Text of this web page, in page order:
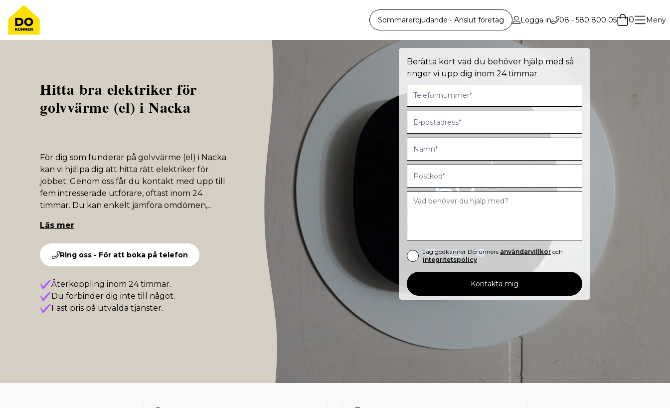
Sommarerbjudande - Anslut företag Logga in 08 - 580 800 05 0 Meny
Hitta bra elektriker för
golvvärme (el) i Nacka
För dig som funderar på golvvärme (el) i Nacka
kan vi hjälpa dig att hitta rätt elektriker för
jobbet. Genom oss får du kontakt med upp till
fem intresserade utförare, oftast inom 24
timmar. Du kan enkelt jämföra omdömen,...
Läs mer
Ring oss - För att boka på telefon
Återkoppling inom 24 timmar.
Du förbinder dig inte till något.
Fast pris på utvalda tjänster.
Berätta kort vad du behöver hjälp med så
ringer vi upp dig inom 24 timmar
Jag godkänner Dorunners användarvillkor och
integritetspolicy
Kontakta mig